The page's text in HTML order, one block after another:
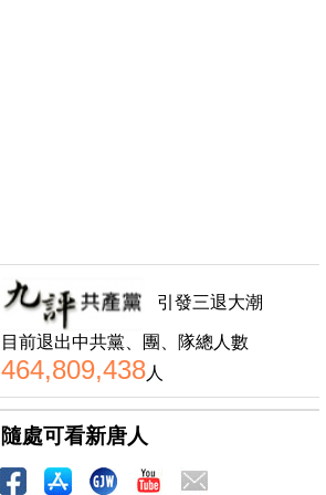
引發三退大潮
目前退出中共黨、團、隊總人數
464,809,438人
隨處可看新唐人